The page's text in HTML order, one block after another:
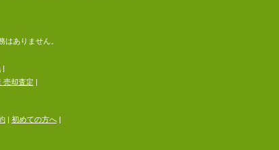
ありません。
売却査定
| 初めての方へ|